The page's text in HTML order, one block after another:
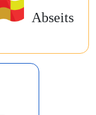
Abseits